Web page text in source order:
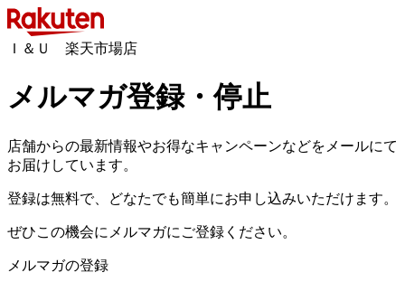
Ｉ＆Ｕ 楽天市場店
メルマガ登録・停止
店舗からの最新情報やお得なキャンペーンなどをメールにて
お届けしています。
登録は無料で、どなたでも簡単にお申し込みいただけます。
ぜひこの機会にメルマガにご登録ください。
メルマガの登録